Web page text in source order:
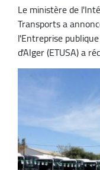
Le ministère de
Transports a
l'Entreprise
d'Alger (ETUSA) a